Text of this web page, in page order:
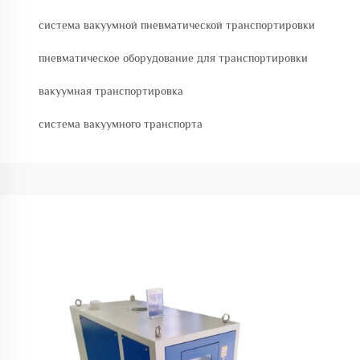
система вакуумной пневматической транспортировки
пневматическое оборудование для транспортировки
вакуумная транспортировка
система вакуумного транспорта